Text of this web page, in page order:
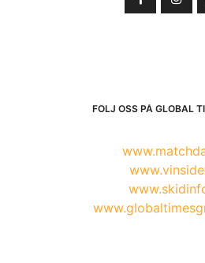
FÖLJ OSS PÅ GLOBAL